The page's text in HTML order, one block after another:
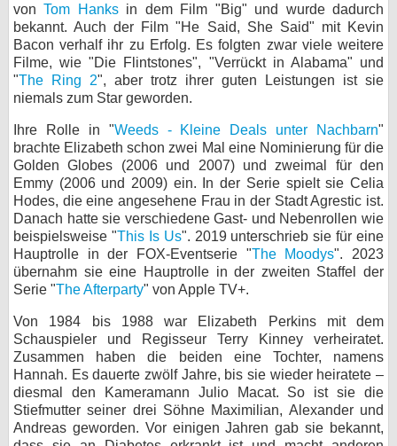
vonTom Hanksin dem Film "Big" und wurde dadurch
bekannt. Auch der Film "He Said, She Said" mit Kevin
Bacon verhalf ihr zu Erfolg. Es folgten zwar viele weitere
Filme, wie "Die Flintstones", "Verrückt in Alabama" und
"The Ring 2", aber trotz ihrer guten Leistungen ist sie
niemals zum Star geworden.
Ihre Rolle in "Weeds - Kleine Deals unter Nachbarn"
brachte Elizabeth schon zwei Mal eine Nominierung für die
Golden Globes (2006 und 2007) und zweimal für den
Emmy (2006 und 2009) ein. In der Serie spielt sie Celia
Hodes, die eine angesehene Frau in der Stadt Agrestic ist.
Danach hatte sie verschiedene Gast- und Nebenrollen wie
beispielsweise "This Is Us". 2019 unterschrieb sie für eine
Hauptrolle in der FOX-Eventserie "The Moodys". 2023
übernahm sie eine Hauptrolle in der zweiten Staffel der
Serie "The Afterparty" von Apple TV+.
Von 1984 bis 1988 war Elizabeth Perkins mit dem
Schauspieler und Regisseur Terry Kinney verheiratet.
Zusammen haben die beiden eine Tochter, namens
Hannah. Es dauerte zwölf Jahre, bis sie wieder heiratete –
diesmal den Kameramann Julio Macat. So ist sie die
Stiefmutter seiner drei Söhne Maximilian, Alexander und
Andreas geworden. Vor einigen Jahren gab sie bekannt,
Impressum
Desktop-Ansicht
myFanbase